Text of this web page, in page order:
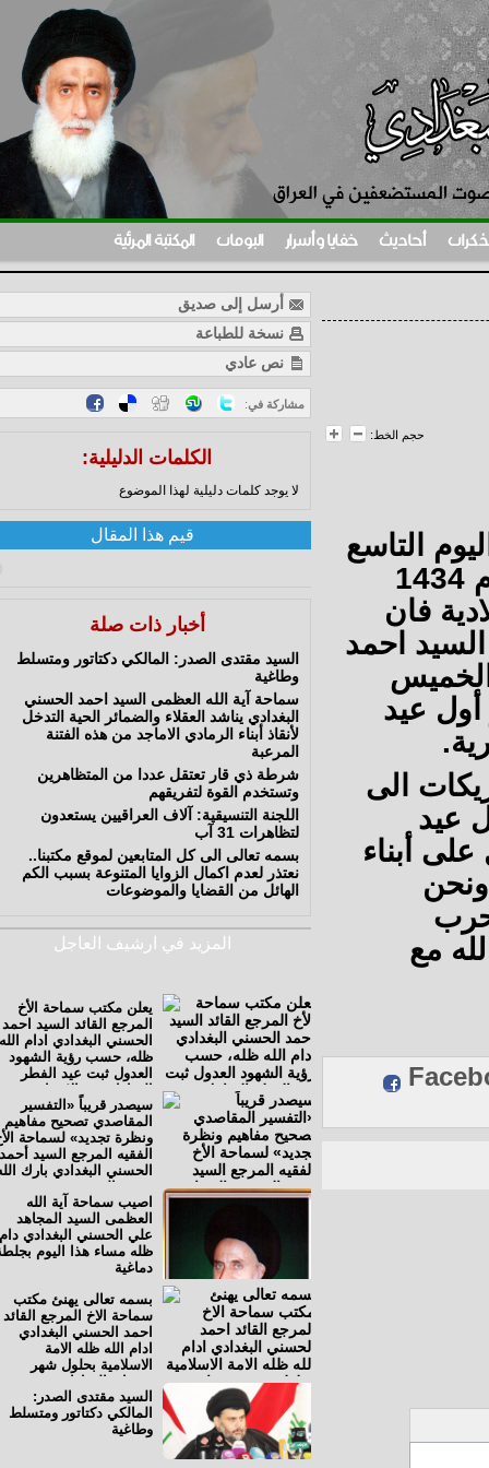
أحاديث خفايا وأسرار البومات المكتبة المرئية
حجم الخط:
التاسع
والعشرين من شهر رمضان المبارك لهذا العام 1434
شهر آب 2013 ميلادية فان
احمد
هو أول عيد
الى
عيد
أبناء
مع
أرسل إلى صديق
نسخة للطباعة
نص عادي
:مشاركة في
الكلمات الدليلية:
لا يوجد كلمات دليلية لهذا الموضوع
قيم هذا المقال
أخبار ذات صلة
السيد مقتدى الصدر: المالكي دكتاتور ومتسلط
وطاغية
سماحة آية الله العظمى السيد احمد الحسني
البغدادي يناشد العقلاء والضمائر الحية التدخل
لأنقاذ أبناء الرمادي الاماجد من هذه الفتنة
المرعبة
شرطة ذي قار تعتقل عددا من المتظاهرين
وتستخدم القوة لتفريقهم
اللجنة التنسيقية: آلاف العراقيين يستعدون
لتظاهرات 31 آب
بسمه تعالى الى كل المتابعين لموقع مكتبنا..
نعتذر لعدم اكمال الزوايا المتنوعة بسبب الكم
الهائل من القضايا والموضوعات
المزيد في ارشيف العاجل
يعلن مكتب سماحة الأخ
المرجع القائد السيد احمد
الحسني البغدادي ادام الله
ظله، حسب رؤية الشهود
العدول ثبت عيد الفطر
المبارك يوم الاربعاء
المصادف الأول من شهر
شوال الاغر 1437هـ
الموافق السادس من تموز
2016م
سيصدر قريباً «التفسير
المقاصدي تصحيح مفاهيم
ونظرة تجديد» لسماحة الأخ
الفقيه المرجع السيد أحمد
الحسني البغدادي بارك الله
عمره المديد
اصيب سماحة آية الله
العظمى السيد المجاهد
علي الحسني البغدادي دام
ظله مساء هذا اليوم بجلطة
دماغية
بسمه تعالى يهنئ مكتب
سماحة الاخ المرجع القائد
احمد الحسني البغدادي
ادام الله ظله الامة
الاسلامية بحلول شهر
رمضان المبارك، ويدعو
العلي القدير ان يحل علينا
هذا الشهر الفضيل، ونحن
بأمس الحاجة للمّ الشمل
وتوحيد الكلمة في حرب
الفتنة الطائفية التي يثيرها
السيد مقتدى الصدر:
المالكي دكتاتور ومتسلط
وطاغية